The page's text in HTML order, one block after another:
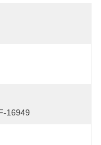
16949